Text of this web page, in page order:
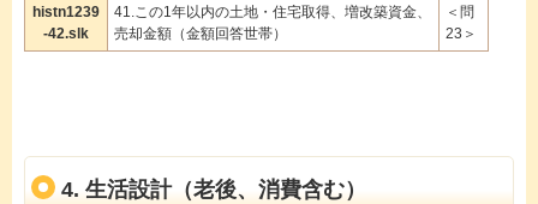
histn1239
-42.slk
41.この1年以内の土地・住宅取得、増改築資金、
売却金額（金額回答世帯）
＜問
23＞
4. 生活設計（老後、消費含む）